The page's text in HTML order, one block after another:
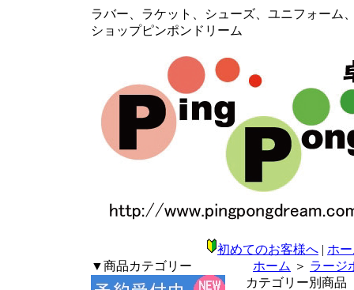
ラバー、ラケット、シューズ、ユニフォーム
ショップピンポンドリーム
初めてのお客様へ | ホ
▼商品カテゴリー
ホーム ＞ ラージ
カテゴリー別商品